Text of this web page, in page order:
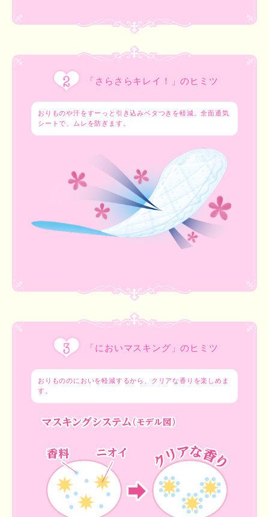
「さらさらキレイ！」のヒミツ
おりものや汗をすーっと引き込みベタつきを軽減。全面通気
シートで、ムレを防ぎます。
「においマスキング」のヒミツ
おりもののにおいを軽減するから、クリアな香りを楽しめま
す。